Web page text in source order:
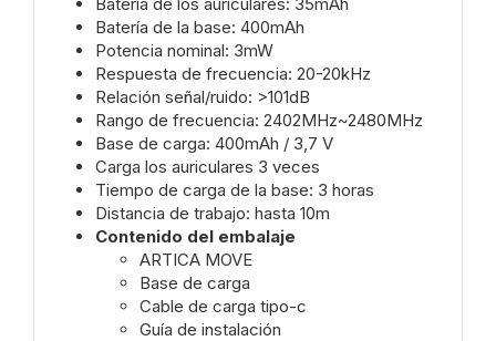
Batería de la base: 400mAh
Potencia nominal: 3mW
Respuesta de frecuencia: 20-20kHz
Relación señal/ruido: >101dB
Rango de frecuencia: 2402MHz~2480MHz
Base de carga: 400mAh / 3,7 V
Carga los auriculares 3 veces
Tiempo de carga de la base: 3 horas
Distancia de trabajo: hasta 10m
Contenido del embalaje
ARTICA MOVE
Base de carga
Cable de carga tipo-c
Guía de instalación